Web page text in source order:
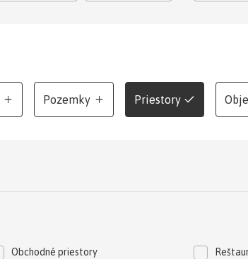
Pozemky Priestory
Obchodné priestory